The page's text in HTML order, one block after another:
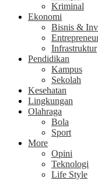
Kriminal
Ekonomi
Bisnis &
Infrastruktur
Pendidikan
Kampus
Sekolah
Kesehatan
Lingkungan
Olahraga
Bola
Sport
More
Opini
Teknologi
Life Style